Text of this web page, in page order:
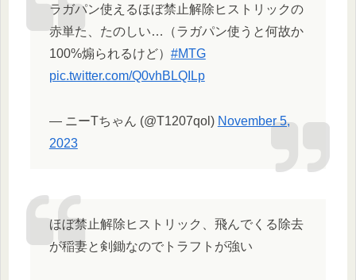
ラガパン使えるほぼ禁止解除ヒストリックの
赤単た、たのしい…（ラガパン使うと何故か
100%煽られるけど） #MTG
pic.twitter.com/Q0vhBLQILp
— ニーTちゃん (@T1207qol) November 5,
2023
ほぼ禁止解除ヒストリック、飛んでくる除去
が稲妻と剣鋤なのでトラフトが強い